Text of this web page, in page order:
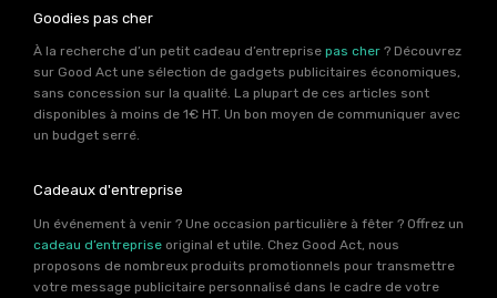
Goodies pas cher
À la recherche d’un petit cadeau d’entreprise pas cher ? Découvrez
sur Good Act une sélection de gadgets publicitaires économiques,
sans concession sur la qualité. La plupart de ces articles sont
disponibles à moins de 1€ HT. Un bon moyen de communiquer avec
un budget serré.
Cadeaux d'entreprise
Un événement à venir ? Une occasion particulière à fêter ? Offrez un
cadeau d’entreprise original et utile. Chez Good Act, nous
proposons de nombreux produits promotionnels pour transmettre
votre message publicitaire personnalisé dans le cadre de votre